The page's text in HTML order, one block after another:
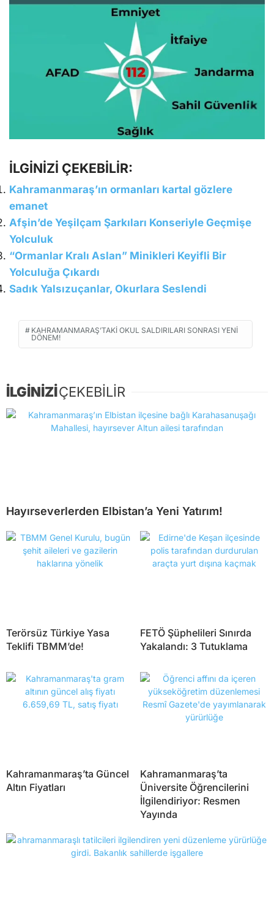
İLGİNİZİ ÇEKEBİLİR:
Kahramanmaraş’ın ormanları kartal gözlere
emanet
Afşin’de Yeşilçam Şarkıları Konseriyle Geçmişe
Yolculuk
“Ormanlar Kralı Aslan” Minikleri Keyifli Bir
Yolculuğa Çıkardı
Sadık Yalsızuçanlar, Okurlara Seslendi
KAHRAMANMARAŞ’TAKI OKUL SALDIRILARI SONRASI YENI
DÖNEM!
İLGİNİZİÇEKEBİLİR
Hayırseverlerden Elbistan’a Yeni Yatırım!
Terörsüz Türkiye Yasa
Teklifi TBMM’de!
FETÖ Şüphelileri Sınırda
Yakalandı: 3 Tutuklama
Kahramanmaraş’ta Güncel
Altın Fiyatları
Kahramanmaraş’ta
Üniversite Öğrencilerini
İlgilendiriyor: Resmen
Yayında